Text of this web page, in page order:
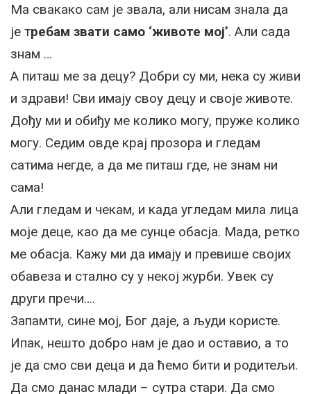
Ма свакако сам је звала, али нисам знала да
је требам звати само ‘животе мој’. Али сада
знам …
А питаш ме за децу? Добри су ми, нека су живи
и здрави! Сви имају своу децу и своје животе.
Дођу ми и обиђу ме колико могу, пруже колико
могу. Седим овде крај прозора и гледам
сатима негде, а да ме питаш где, не знам ни
сама!
Али гледам и чекам, и када угледам мила лица
моје деце, као да ме сунце обасја. Мада, ретко
ме обасја. Кажу ми да имају и превише својих
обавеза и стално су у некој журби. Увек су
други пречи….
Запамти, сине мој, Бог даје, а људи користе.
Ипак, нешто добро нам је дао и оставио, а то
је да смо сви деца и да ћемо бити и родитељи.
Да смо данас млади – сутра стари. Да смо